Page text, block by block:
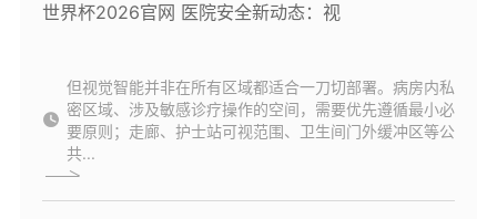
世界杯2026官网 医院安全新动态：视
但视觉智能并非在所有区域都适合一刀切部署。病房内私
密区域、涉及敏感诊疗操作的空间，需要优先遵循最小必
要原则；走廊、护士站可视范围、卫生间门外缓冲区等公
共...